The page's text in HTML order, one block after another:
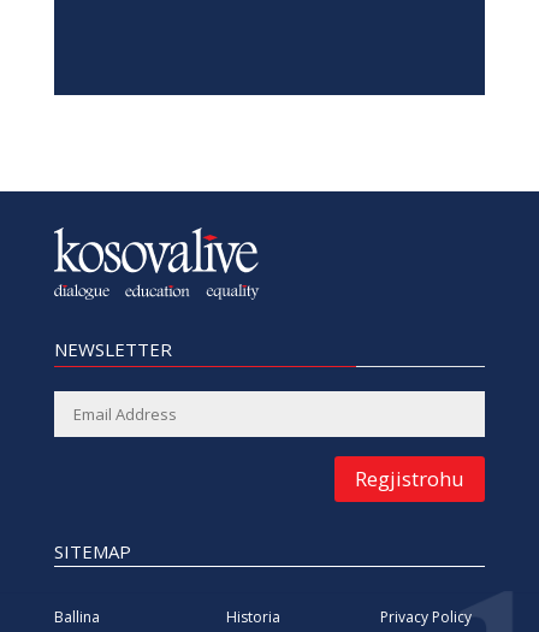
NEWSLETTER
Regjistrohu
SITEMAP
Ballina
Historia
Privacy Policy